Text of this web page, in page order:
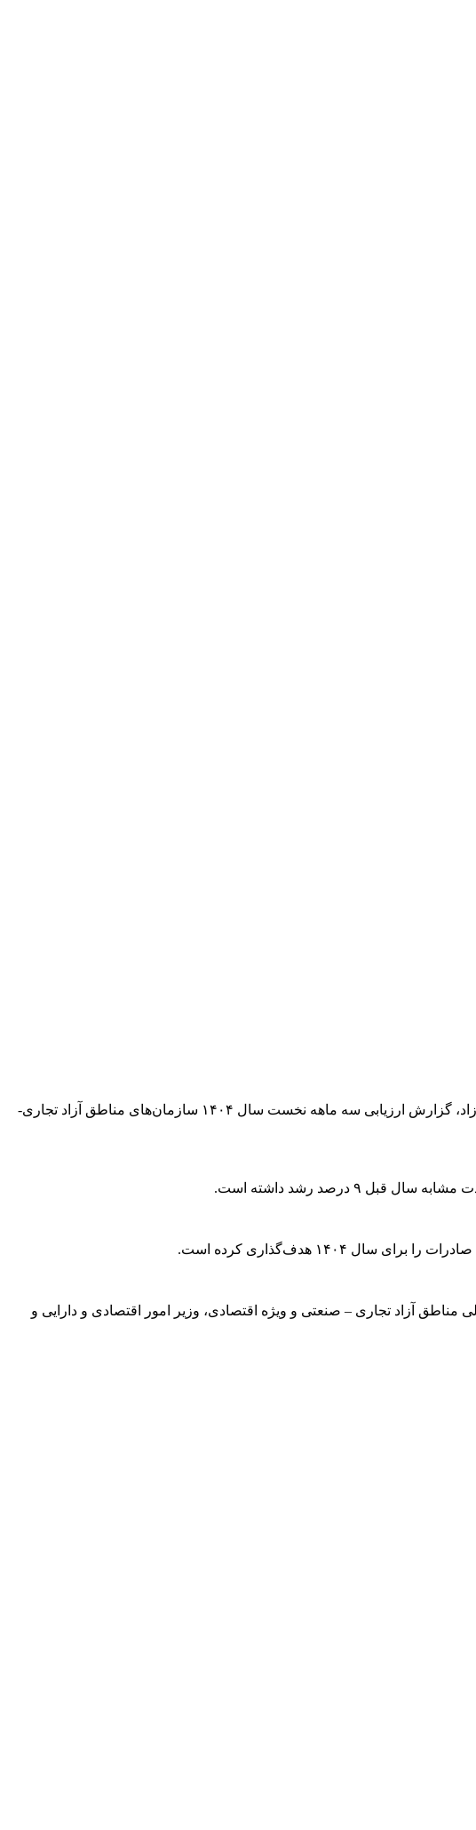
به گزارش گروه بین‌الملل خبرگزاری دانشجو، این دبیرخانه در اجرای ماموریت نظارت و ارزیابی عملکرد سازمان‌های مناطق آزاد، گزارش ارزیابی سه ماهه نخست سال ۱۴۰۴ سازمان‌های مناطق آزاد تجاری-
رئیس جمهور و رئیس شورای‌عالی مناطق آزاد تجاری – صنعتی و ویژه اقتصادی، وزیر امور اقتصادی و دارایی و